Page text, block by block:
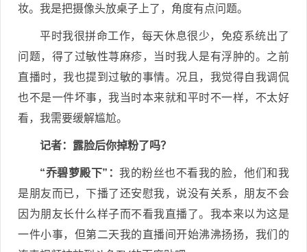
妆。我是把摄像头放桌子上了，角度有点问题。
平时我很拼命工作，每天休息很少，免疫系统出了
问题，得了过敏性荨麻疹，当时我人是有浮肿的。之前
直播时，我也提到过敏的事情。况且，我觉得自我调侃
也不是一件坏事，我当时本来就和平时不一样，不太好
看，我需要缓解尴尬。
记者：露脸后你掉粉了吗？
“乔碧萝殿下”：我的粉丝也不看我的脸，他们和我
是朋友而已，下播了还安慰我，说没有关系，朋友不会
因为朋友长什么样子而不看我直播了。我本来以为这是
一件小事，但第二天我的直播间开始沸沸扬扬，我们的